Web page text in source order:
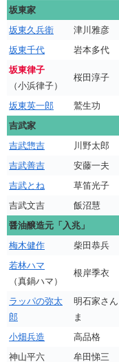
坂東家
坂東久兵衛
津川雅彦
坂東千代
岩本多代
坂東律子
（小浜律子）
桜田淳子
坂東英一郎 鷲生功
吉武家
吉武惣吉
川野太郎
吉武善吉
安藤一夫
吉武とね
草笛光子
吉武文吉
飯沼慧
醤油醸造元「入兆」
梅木健作
柴田恭兵
若林ハマ
（真鍋ハマ）
根岸季衣
ラッパの弥太
郎
明石家さん
ま
小畑兵造 高品格
神山平六
牟田悌三